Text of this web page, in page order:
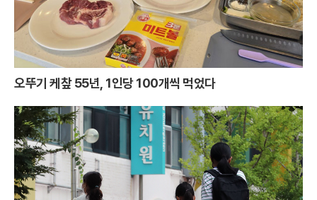
오뚜기 케챂 55년, 1인당 100개씩 먹었다